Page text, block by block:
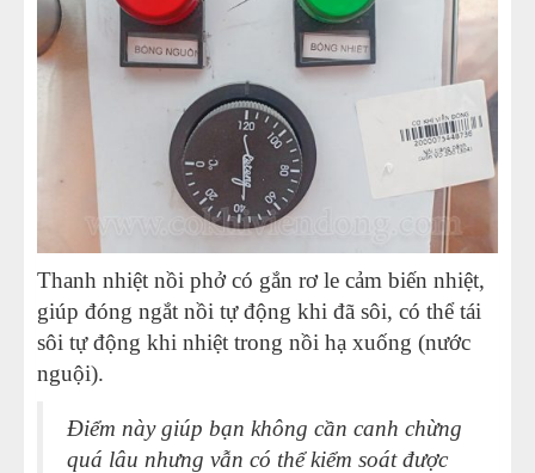
Thanh nhiệt nồi phở có gắn rơ le cảm biến nhiệt,
giúp đóng ngắt nồi tự động khi đã sôi, có thể tái
sôi tự động khi nhiệt trong nồi hạ xuống (nước
nguội).
Điểm này giúp bạn không cần canh chừng
quá lâu nhưng vẫn có thể kiểm soát được